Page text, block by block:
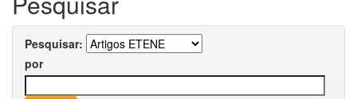
Pesquisar:
por